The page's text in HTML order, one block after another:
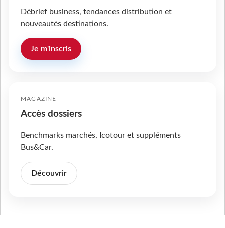
Débrief business, tendances distribution et
nouveautés destinations.
Je m'inscris
MAGAZINE
Accès dossiers
Benchmarks marchés, Icotour et suppléments
Bus&Car.
Découvrir